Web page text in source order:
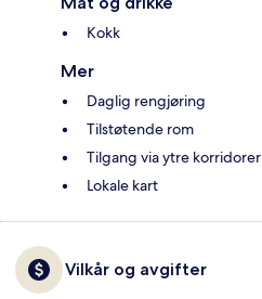
Kokk
Mer
Daglig rengjøring
Tilstøtende rom
Tilgang via ytre korridorer
Lokale kart
Vilkår og avgifter